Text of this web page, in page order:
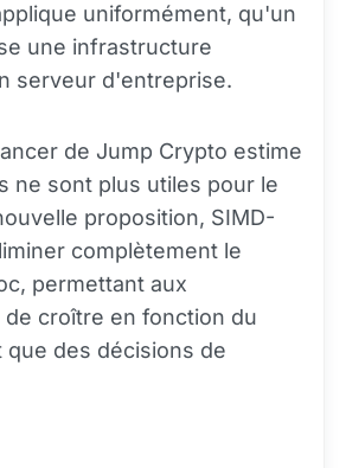
uniformément, qu'un
une infrastructure
serveur d'entreprise.
de Jump Crypto estime
ne sont plus utiles pour le
proposition, SIMD-
complètement le
permettant aux
croître en fonction du
que des décisions de